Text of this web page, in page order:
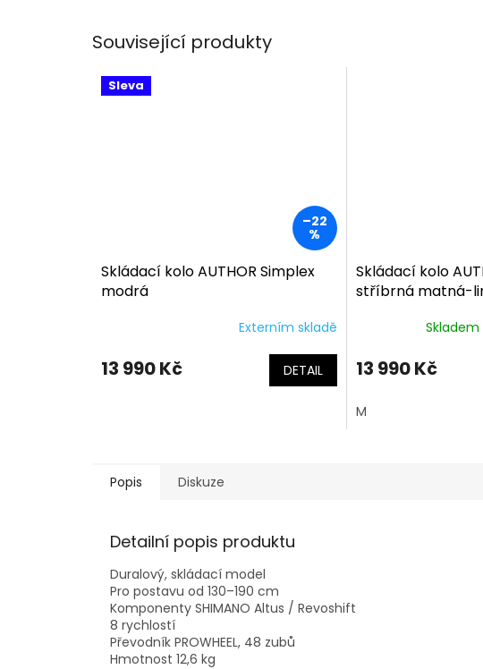
Související produkty
Sleva
–22
%
Skládací kolo AUTHOR Simplex
modrá
Externím skladě
13 990 Kč DETAIL
Skládací kolo
stříbrná matná-
13 990 Kč
M
Popis Diskuze
Detailní popis produktu
Duralový, skládací model
Pro postavu od 130–190 cm
Komponenty SHIMANO Altus / Revoshift
8 rychlostí
Převodník PROWHEEL, 48 zubů
Hmotnost 12,6 kg